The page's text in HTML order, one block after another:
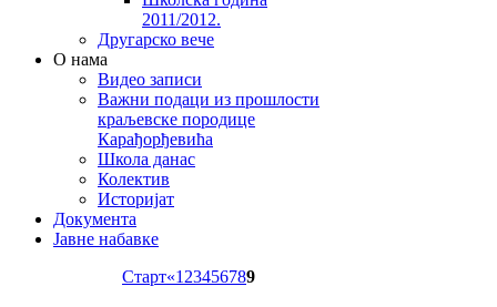
2011/2012.
Другарско вече
O нама
Видео записи
Важни подаци из прошлости
краљевске породице
Карађорђевића
Школа данас
Колектив
Историјат
Документа
Јавне набавке
Старт«1 23456789